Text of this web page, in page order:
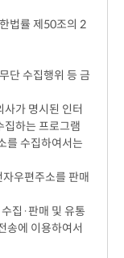
법률 제50조의 2
단 수집행위 등 금
가 명시된 인터
집하는 프로그램
를 수집하여서는
우편주소를 판매
집·판매 및 유통
송에 이용하여서